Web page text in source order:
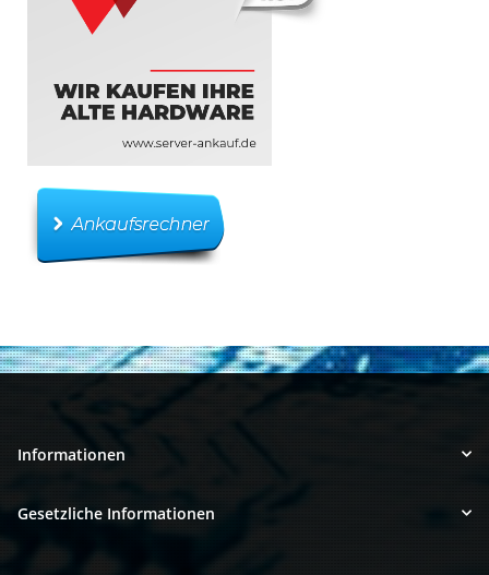
Informationen
Gesetzliche Informationen